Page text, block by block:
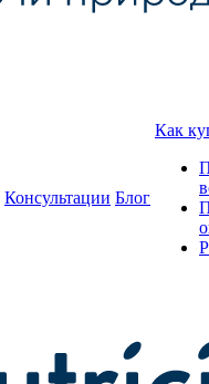
Консультации Блог
Как